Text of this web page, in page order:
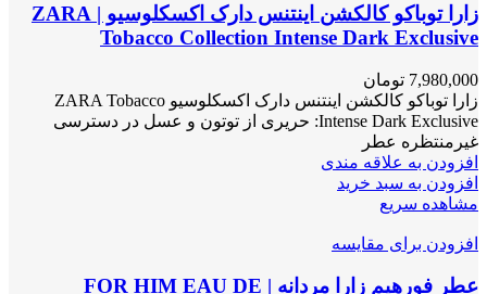
زارا توباکو کالکشن اینتنس دارک اکسکلوسیو | ZARA
Tobacco Collection Intense Dark Exclusive
7,980,000 تومان
زارا توباکو کالکشن اینتنس دارک اکسکلوسیو ZARA Tobacco
Intense Dark Exclusive: حریری از توتون و عسل در دسترسی
غیرمنتظره عطر
افزودن به علاقه مندی
افزودن به سبد خرید
مشاهده سریع
افزودن برای مقایسه
عطر فورهیم زارا مردانه | FOR HIM EAU DE